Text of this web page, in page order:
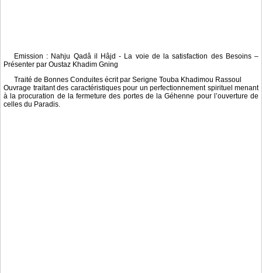
Emission : Nahju Qadâ il Hâjd - La voie de la satisfaction des Besoins –
Présenter par Oustaz Khadim Gning
Traité de Bonnes Conduites écrit par Serigne Touba Khadimou Rassoul
Ouvrage traitant des caractéristiques pour un perfectionnement spirituel menant
à la procuration de la fermeture des portes de la Géhenne pour l’ouverture de
celles du Paradis.